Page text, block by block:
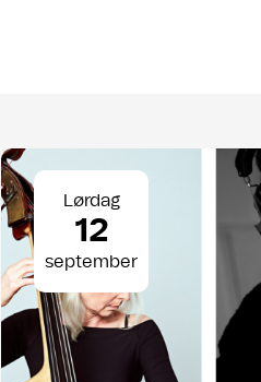
Lørdag
12
september